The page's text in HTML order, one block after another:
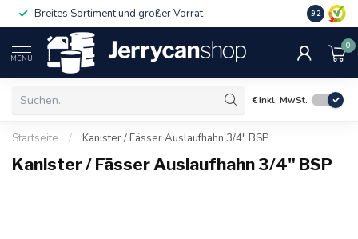
Breites Sortiment und großer Vorrat 9.2
MENU
0
€Inkl. MwSt.
Startseite / Kanister / Fässer Auslaufhahn 3/4" BSP
Kanister / Fässer Auslaufhahn 3/4" BSP